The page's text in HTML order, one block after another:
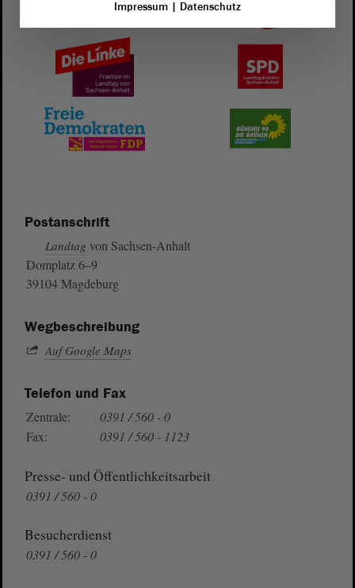
Postanschrift
Landtag von Sachsen-Anhalt
Domplatz 6–9
39104 Magdeburg
Wegbeschreibung
Auf Google Maps
Telefon und Fax
Zentrale:
0391 / 560 - 0
Fax:
0391 / 560 - 1123
Presse- und Öffentlichkeitsarbeit
0391 / 560 - 0
Besucherdienst
0391 / 560 - 0
Impressum| Datenschutz